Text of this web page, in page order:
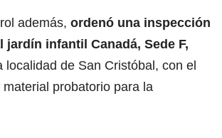
además, ordenó una inspección
infantil Canadá, Sede F,
localidad de San Cristóbal, con el
probatorio para la